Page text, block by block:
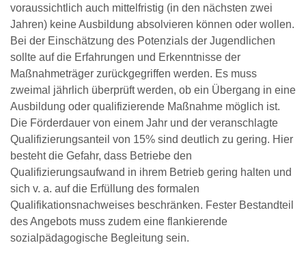
voraussichtlich auch mittelfristig (in den nächsten zwei
Jahren) keine Ausbildung absolvieren können oder wollen.
Bei der Einschätzung des Potenzials der Jugendlichen
sollte auf die Erfahrungen und Erkenntnisse der
Maßnahmeträger zurückgegriffen werden. Es muss
zweimal jährlich überprüft werden, ob ein Übergang in eine
Ausbildung oder qualifizierende Maßnahme möglich ist.
Die Förderdauer von einem Jahr und der veranschlagte
Qualifizierungsanteil von 15% sind deutlich zu gering. Hier
besteht die Gefahr, dass Betriebe den
Qualifizierungsaufwand in ihrem Betrieb gering halten und
sich v. a. auf die Erfüllung des formalen
Qualifikationsnachweises beschränken. Fester Bestandteil
des Angebots muss zudem eine flankierende
sozialpädagogische Begleitung sein.